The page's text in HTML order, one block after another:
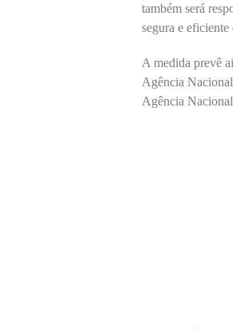
também será
segura e eficiente
A medida prevê
Agência
Agência